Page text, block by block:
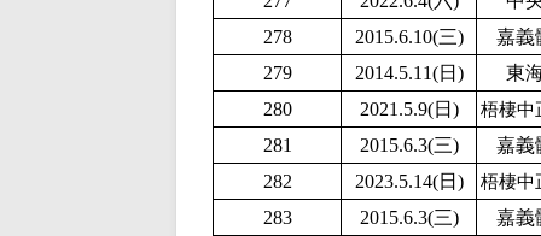
278
2015.6.10(三)
嘉義
279
2014.5.11(日)
東
280
2021.5.9(日) 梧棲中
281 2015.6.3(三)
嘉義
282
2023.5.14(日) 梧棲中
283 2015.6.3(三)
嘉義